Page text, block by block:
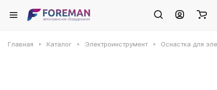
Главная Каталог Электроинструмент Оснастка для